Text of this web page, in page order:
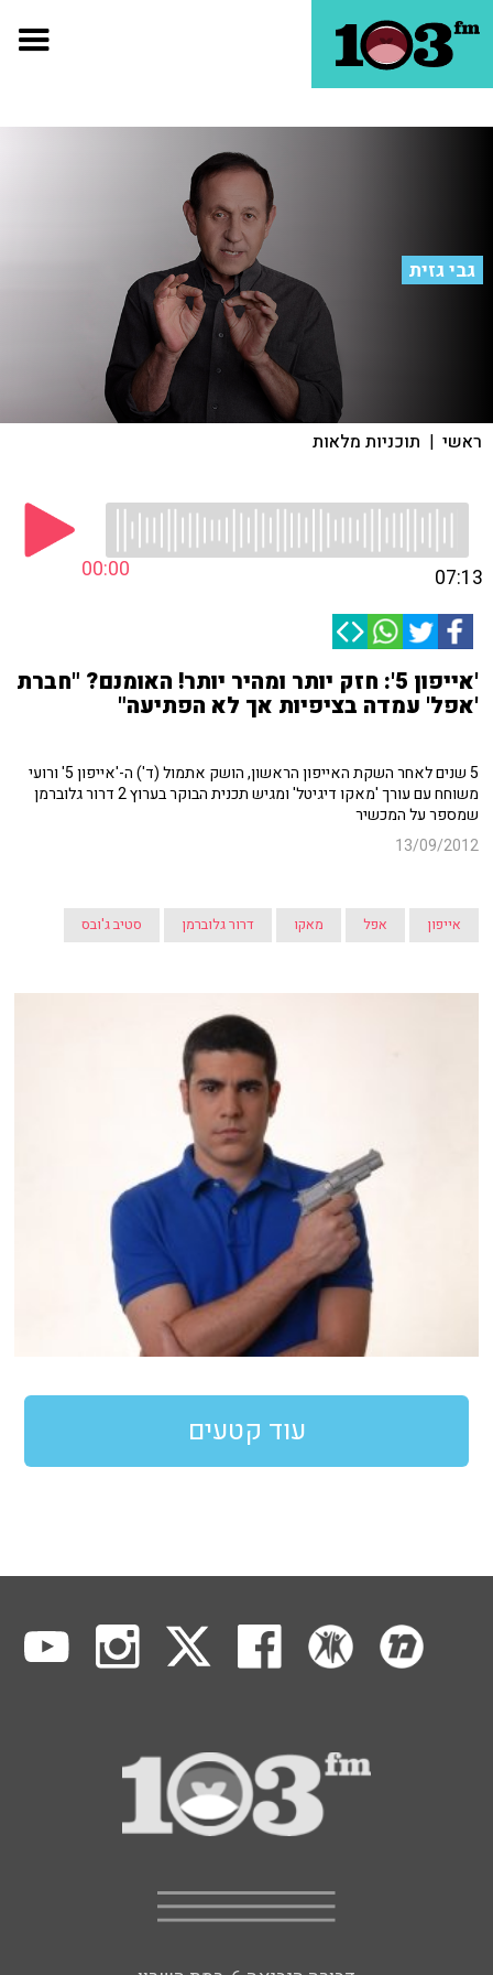
גבי גזית
ראשי | תוכניות מלאות
00:00 07:13
'אייפון 5': חזק יותר ומהיר יותר! האומנם? "חברת
'אפל' עמדה בציפיות אך לא הפתיעה"
5 שנים לאחר השקת האייפון הראשון, הושק אתמול (ד') ה-'אייפון 5' ורועי
משוחח עם עורך 'מאקו דיגיטל' ומגיש תכנית הבוקר בערוץ 2 דרור גלוברמן
שמספר על המכשיר
13/09/2012
אייפון אפל מאקו דרור גלוברמן סטיב ג'ובס
עוד קטעים